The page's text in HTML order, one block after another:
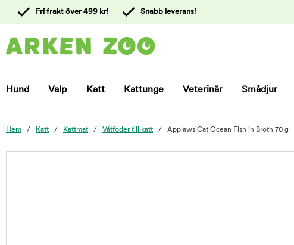
kundtjänst
Fri frakt över 499 kr! Snabb leverans!
Hund Valp Katt Kattunge Veterinär Smådjur
Hem Katt Kattmat Våtfoder till katt Applaws Cat Ocean Fish in Broth 70 g